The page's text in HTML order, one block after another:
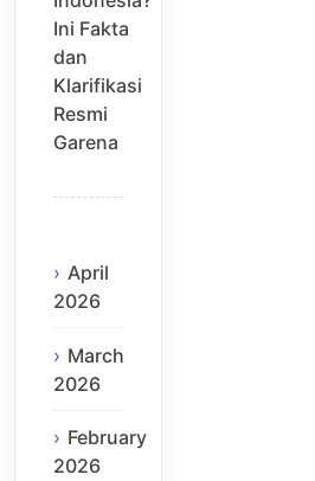
Ini Fakta
dan
Klarifikasi
Resmi
Garena
April
2026
March
2026
February
2026